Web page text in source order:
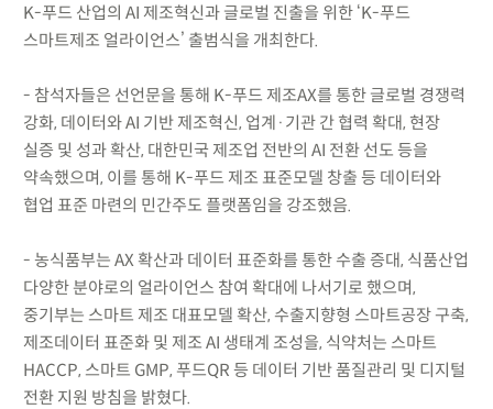
K-푸드 산업의 AI 제조혁신과 글로벌 진출을 위한 ‘K-푸드
스마트제조 얼라이언스’ 출범식을 개최한다.
- 참석자들은 선언문을 통해 K-푸드 제조AX를 통한 글로벌 경쟁력
강화, 데이터와 AI 기반 제조혁신, 업계·기관 간 협력 확대, 현장
실증 및 성과 확산, 대한민국 제조업 전반의 AI 전환 선도 등을
약속했으며, 이를 통해 K-푸드 제조 표준모델 창출 등 데이터와
협업 표준 마련의 민간주도 플랫폼임을 강조했음.
- 농식품부는 AX 확산과 데이터 표준화를 통한 수출 증대, 식품산업
다양한 분야로의 얼라이언스 참여 확대에 나서기로 했으며,
중기부는 스마트 제조 대표모델 확산, 수출지향형 스마트공장 구축,
제조데이터 표준화 및 제조 AI 생태계 조성을, 식약처는 스마트
HACCP, 스마트 GMP, 푸드QR 등 데이터 기반 품질관리 및 디지털
전환 지원 방침을 밝혔다.